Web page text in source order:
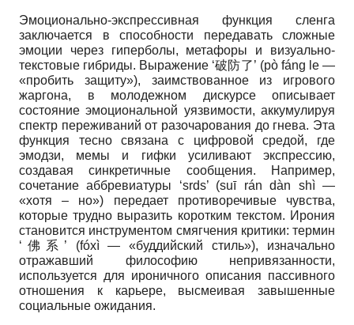
Эмоционально-экспрессивная функция сленга
заключается в способности передавать сложные
эмоции через гиперболы, метафоры и визуально-
текстовые гибриды. Выражение ‘破防了’ (pò fáng le —
«пробить защиту»), заимствованное из игрового
жаргона, в молодежном дискурсе описывает
состояние эмоциональной уязвимости, аккумулируя
спектр переживаний от разочарования до гнева. Эта
функция тесно связана с цифровой средой, где
эмодзи, мемы и гифки усиливают экспрессию,
создавая синкретичные сообщения. Например,
сочетание аббревиатуры ‘srds’ (suī rán dàn shì —
«хотя – но») передает противоречивые чувства,
которые трудно выразить коротким текстом. Ирония
становится инструментом смягчения критики: термин
‘佛系’ (fóxì — «буддийский стиль»), изначально
отражавший философию непривязанности,
используется для ироничного описания пассивного
отношения к карьере, высмеивая завышенные
социальные ожидания.